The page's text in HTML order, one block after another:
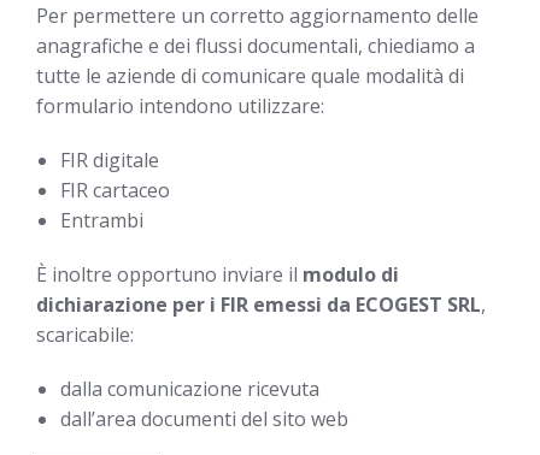
Per permettere un corretto aggiornamento delle
anagrafiche e dei flussi documentali, chiediamo a
tutte le aziende di comunicare quale modalità di
formulario intendono utilizzare:
FIR digitale
FIR cartaceo
Entrambi
È inoltre opportuno inviare il modulo di
dichiarazione per i FIR emessi da ECOGEST SRL,
scaricabile:
dalla comunicazione ricevuta
dall’area documenti del sito web